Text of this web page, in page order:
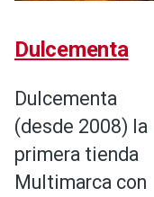
Dulcementa
Dulcementa
(desde 2008) la
primera tienda
Multimarca con